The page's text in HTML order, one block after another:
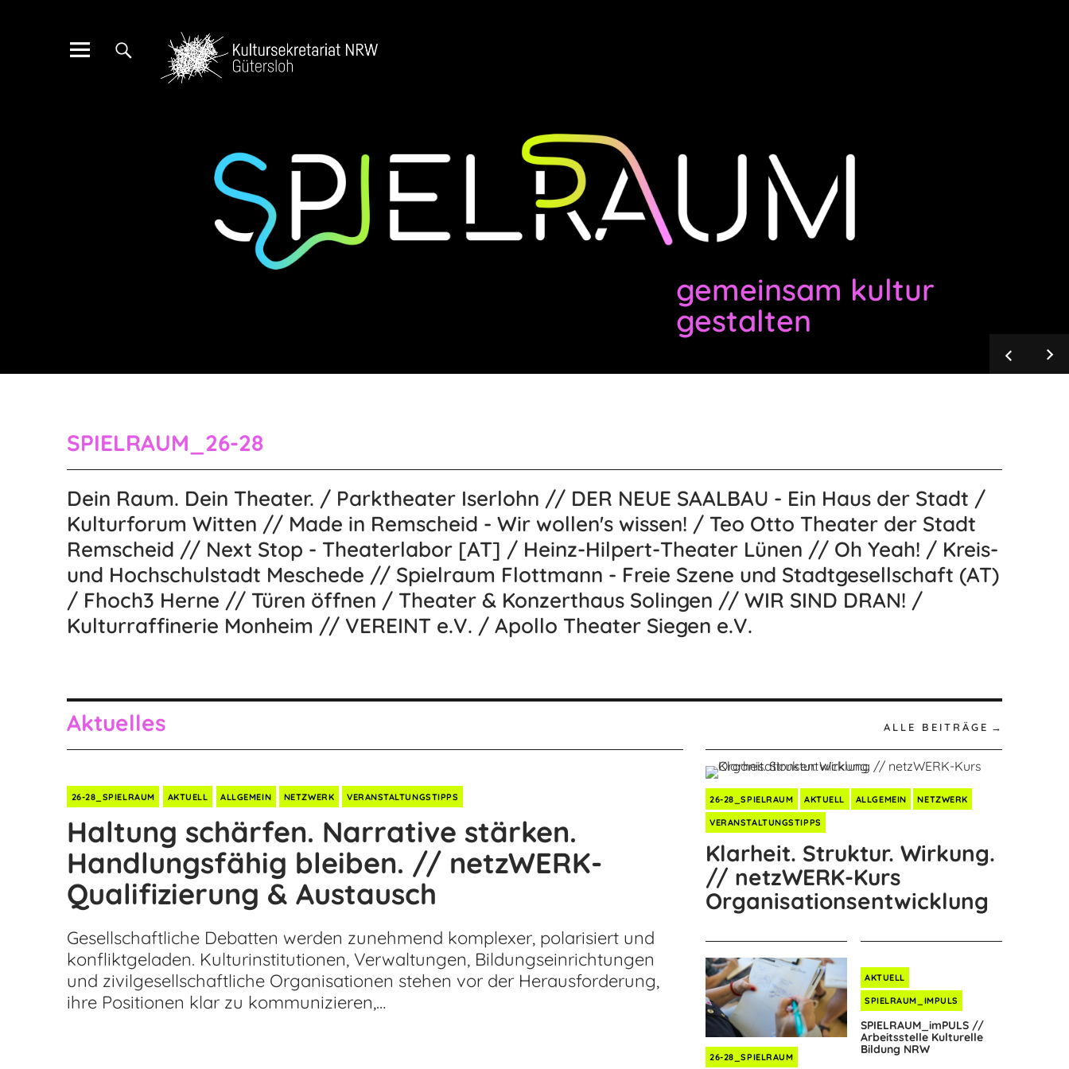
Spielraum – Bespieltheater NRW
gemeinsam kultur
gestalten
SPIELRAUM_26-28
Dein Raum. Dein Theater. / Parktheater Iserlohn // DER NEUE SAALBAU - Ein Haus der Stadt /
Kulturforum Witten // Made in Remscheid - Wir wollen's wissen! / Teo Otto Theater der Stadt
Remscheid // Next Stop - Theaterlabor [AT] / Heinz-Hilpert-Theater Lünen // Oh Yeah! / Kreis-
und Hochschulstadt Meschede // Spielraum Flottmann - Freie Szene und Stadtgesellschaft (AT)
/ Fhoch3 Herne // Türen öffnen / Theater & Konzerthaus Solingen // WIR SIND DRAN! /
Kulturraffinerie Monheim // VEREINT e.V. / Apollo Theater Siegen e.V.
Aktuelles ALLE BEITRÄGE
26-28_SPIELRAUM AKTUELL ALLGEMEIN NETZWERK VERANSTALTUNGSTIPPS
Haltung schärfen. Narrative stärken.
Handlungsfähig bleiben. // netzWERK-
Qualifizierung & Austausch
Gesellschaftliche Debatten werden zunehmend komplexer, polarisiert und
konfliktgeladen. Kulturinstitutionen, Verwaltungen, Bildungseinrichtungen
und zivilgesellschaftliche Organisationen stehen vor der Herausforderung,
ihre Positionen klar zu kommunizieren,…
26-28_SPIELRAUM AKTUELL ALLGEMEIN NETZWERK
VERANSTALTUNGSTIPPS
Klarheit. Struktur. Wirkung.
// netzWERK-Kurs
Organisationsentwicklung
26-28_SPIELRAUM
AKTUELL
SPIELRAUM_IMPULS
SPIELRAUM_imPULS //
Arbeitsstelle Kulturelle
Bildung NRW